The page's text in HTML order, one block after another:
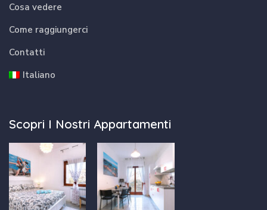
Cosa vedere
Come raggiungerci
Contatti
Italiano
Scopri I Nostri Appartamenti